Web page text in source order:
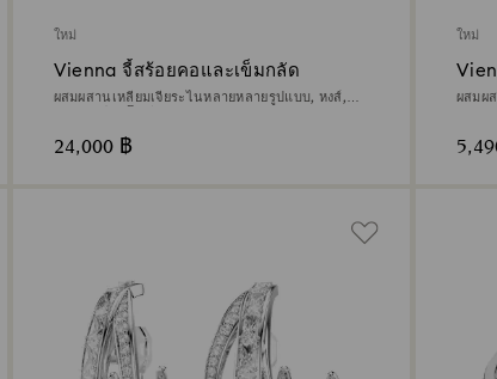
ใหม่
Vienna จี้สร้อยคอและเข็มกลัด
ผสมผสานเหลี่ยมเจียระไนหลายหลายรูปแบบ, หงส์,
24,000 ฿
ใหม่
ผสมผ